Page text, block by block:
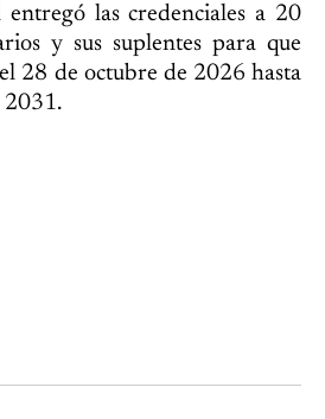
entregó las credenciales a 20
y sus suplentes para que
el 28 de octubre de 2026 hasta
2031.